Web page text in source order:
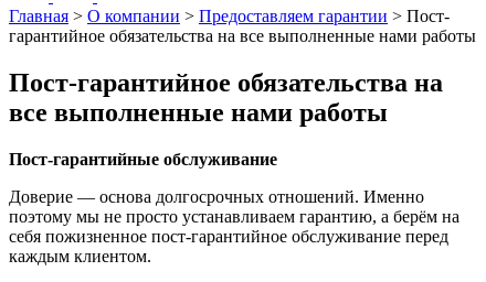
Главная > О компании > Предоставляем гарантии > Пост-
гарантийное обязательства на все выполненные нами работы
Пост-гарантийное обязательства на
все выполненные нами работы
Пост-гарантийные обслуживание
Доверие — основа долгосрочных отношений. Именно
поэтому мы не просто устанавливаем гарантию, а берём на
себя пожизненное пост-гарантийное обслуживание перед
каждым клиентом.